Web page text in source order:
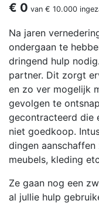
€ 0 van € 10.000
Na jaren
ondergaan te
dringend hulp
partner. Dit zorgt
en zo ver mogelijk
gevolgen te
gecontracteerd die
niet goedkoop.
dingen
meubels, kleding
Ze gaan nog een
al jullie hulp